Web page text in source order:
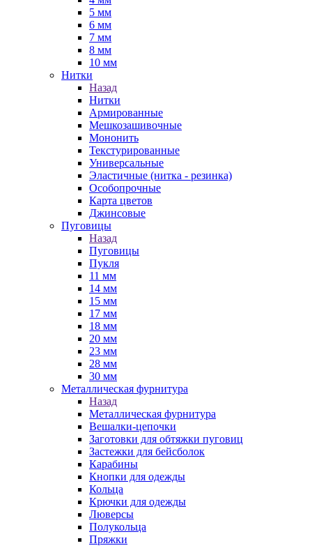
5 мм
6 мм
7 мм
8 мм
10 мм
Нитки
Назад
Нитки
Армированные
Мешкозашивочные
Мононить
Текстурированные
Универсальные
Эластичные (нитка - резинка)
Особопрочные
Карта цветов
Джинсовые
Пуговицы
Назад
Пуговицы
Пукля
11 мм
14 мм
15 мм
17 мм
18 мм
20 мм
23 мм
28 мм
30 мм
Металлическая фурнитура
Назад
Металлическая фурнитура
Вешалки-цепочки
Заготовки для обтяжки пуговиц
Застежки для бейсболок
Карабины
Кнопки для одежды
Кольца
Крючки для одежды
Люверсы
Полукольца
Пряжки